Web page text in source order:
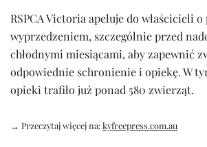
RSPCA Victoria apeluje do właścicieli
wyprzedzeniem, szczególnie przed
chłodnymi miesiącami, aby zapewnić
odpowiednie schronienie i opiekę. W
opieki trafiło już ponad 580 zwierząt.
→ Przeczytaj więcej na:kyfreepress.com.au